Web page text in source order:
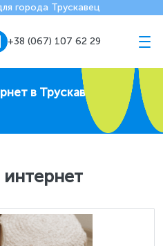
города Трускавец
+38 (067) 107 62 29
в Трускавце